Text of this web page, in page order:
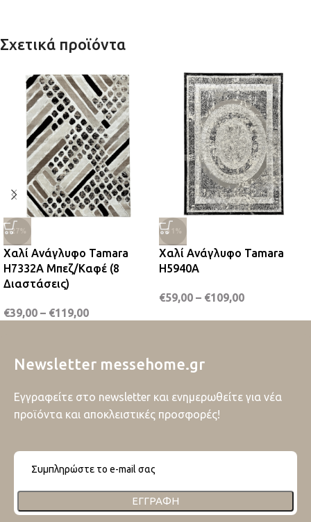
Σχετικά προϊόντα
-27%
Χαλί Ανάγλυφο Tamara
H7332A Μπεζ/Καφέ (8
Διαστάσεις)
€39,00 – €119,00
-31%
Χαλί Ανάγλυφο Tamara
H5940A
€59,00 – €109,00
Newsletter messehome.gr
Εγγραφείτε στο newsletter και ενημερωθείτε για νέα
προϊόντα και αποκλειστικές προσφορές!
ΕΓΓΡΑΦΉ